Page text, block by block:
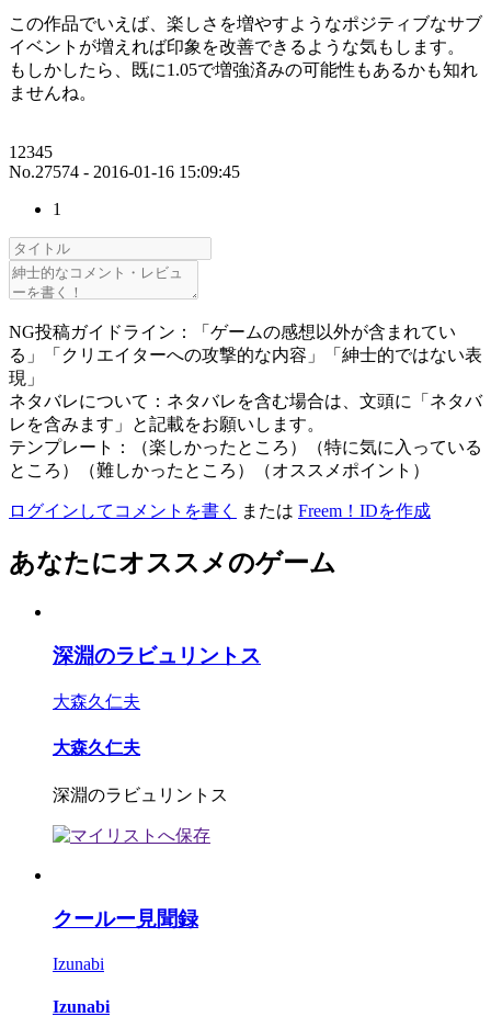
この作品でいえば、楽しさを増やすようなポジティブなサブ
イベントが増えれば印象を改善できるような気もします。
もしかしたら、既に1.05で増強済みの可能性もあるかも知れ
ませんね。
12345
No.27574 - 2016-01-16 15:09:45
1
NG投稿ガイドライン：「ゲームの感想以外が含まれてい
る」「クリエイターへの攻撃的な内容」「紳士的ではない表
現」
ネタバレについて：ネタバレを含む場合は、文頭に「ネタバ
レを含みます」と記載をお願いします。
テンプレート：（楽しかったところ）（特に気に入っている
ところ）（難しかったところ）（オススメポイント）
ログインしてコメントを書く または Freem！IDを作成
あなたにオススメのゲーム
深淵のラビュリントス
大森久仁夫
大森久仁夫
深淵のラビュリントス
クールー見聞録
Izunabi
Izunabi